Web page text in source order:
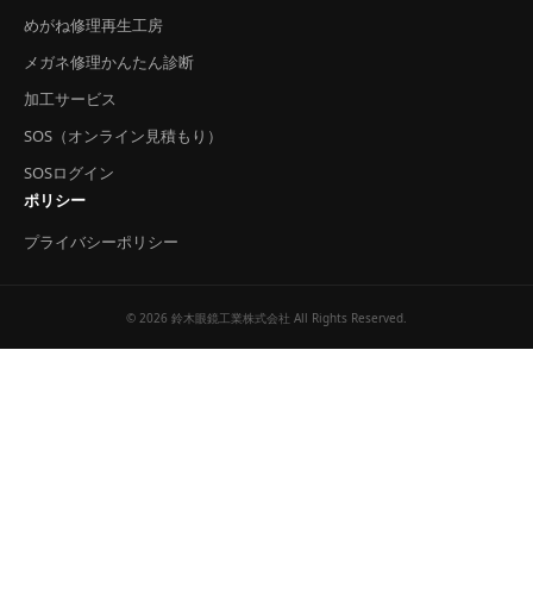
めがね修理再生工房
メガネ修理かんたん診断
加工サービス
SOS（オンライン見積もり）
SOSログイン
ポリシー
プライバシーポリシー
© 2026 鈴木眼鏡工業株式会社 All Rights Reserved.